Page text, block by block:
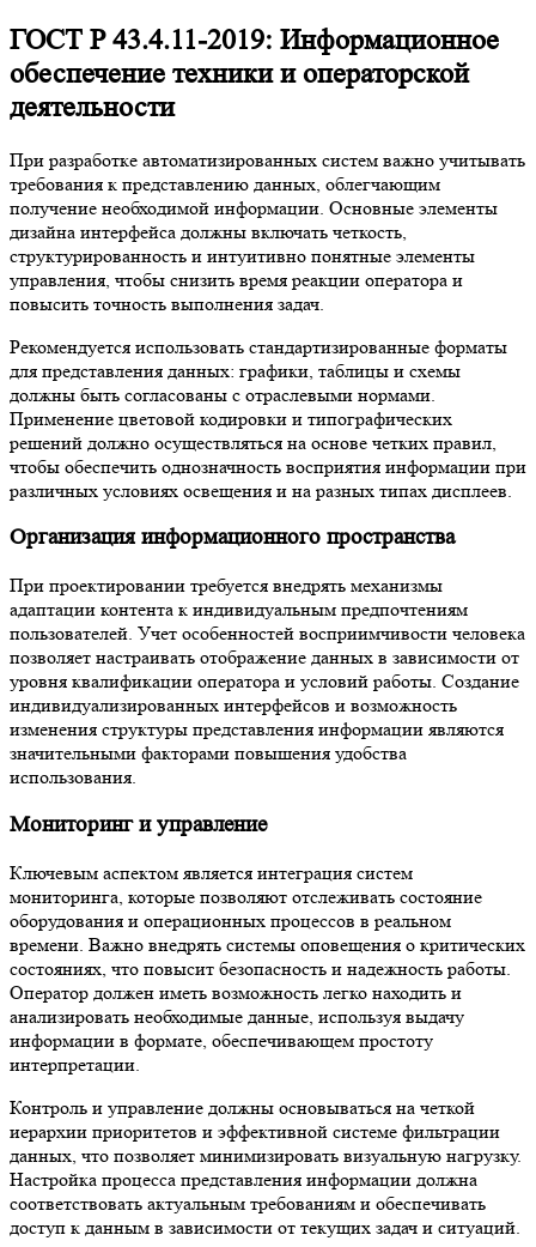
ГОСТ Р 43.4.11-2019: Информационное
обеспечение техники и операторской
деятельности
При разработке автоматизированных систем важно учитывать
требования к представлению данных, облегчающим
получение необходимой информации. Основные элементы
дизайна интерфейса должны включать четкость,
структурированность и интуитивно понятные элементы
управления, чтобы снизить время реакции оператора и
повысить точность выполнения задач.
Рекомендуется использовать стандартизированные форматы
для представления данных: графики, таблицы и схемы
должны быть согласованы с отраслевыми нормами.
Применение цветовой кодировки и типографических
решений должно осуществляться на основе четких правил,
чтобы обеспечить однозначность восприятия информации при
различных условиях освещения и на разных типах дисплеев.
Организация информационного пространства
При проектировании требуется внедрять механизмы
адаптации контента к индивидуальным предпочтениям
пользователей. Учет особенностей восприимчивости человека
позволяет настраивать отображение данных в зависимости от
уровня квалификации оператора и условий работы. Создание
индивидуализированных интерфейсов и возможность
изменения структуры представления информации являются
значительными факторами повышения удобства
использования.
Мониторинг и управление
Ключевым аспектом является интеграция систем
мониторинга, которые позволяют отслеживать состояние
оборудования и операционных процессов в реальном
времени. Важно внедрять системы оповещения о критических
состояниях, что повысит безопасность и надежность работы.
Оператор должен иметь возможность легко находить и
анализировать необходимые данные, используя выдачу
информации в формате, обеспечивающем простоту
интерпретации.
Контроль и управление должны основываться на четкой
иерархии приоритетов и эффективной системе фильтрации
данных, что позволяет минимизировать визуальную нагрузку.
Настройка процесса представления информации должна
соответствовать актуальным требованиям и обеспечивать
доступ к данным в зависимости от текущих задач и ситуаций.